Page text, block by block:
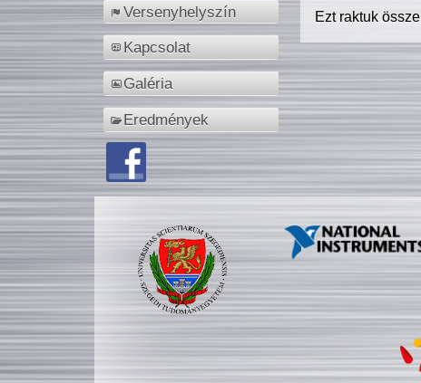
Versenyhelyszín
Kapcsolat
Galéria
Eredmények
Ezt raktuk